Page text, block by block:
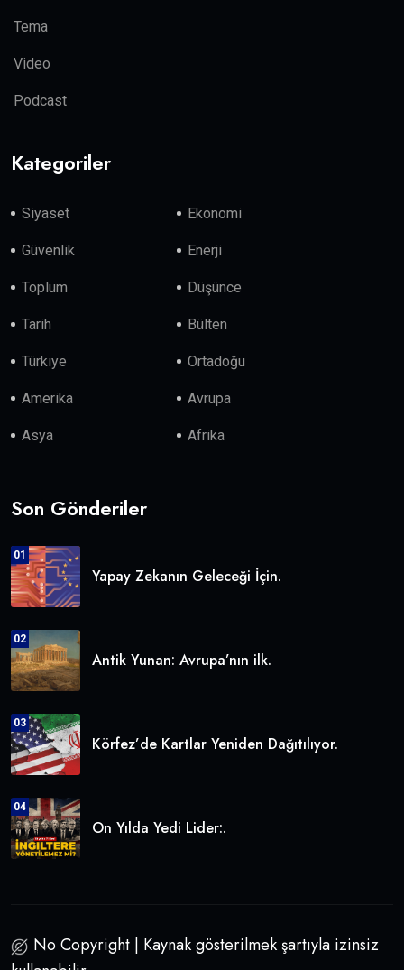
Tema
Video
Podcast
Kategoriler
Siyaset Ekonomi
Güvenlik Enerji
Toplum Düşünce
Tarih Bülten
Türkiye Ortadoğu
Amerika Avrupa
Asya Afrika
Son Gönderiler
01
Yapay Zekanın Geleceği İçin.
02
Antik Yunan: Avrupa’nın ilk.
03
Körfez’de Kartlar Yeniden Dağıtılıyor.
04
On Yılda Yedi Lider:.
No Copyright | Kaynak gösterilmek şartıyla izinsiz